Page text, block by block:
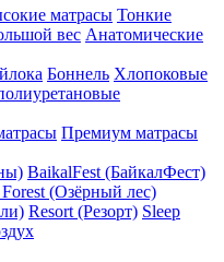
матрасы Тонкие
вес Анатомические
Боннель Хлопоковые
Премиум матрасы
BaikalFest (БайкалФест)
(Озёрный лес)
Resort (Резорт) Sleep